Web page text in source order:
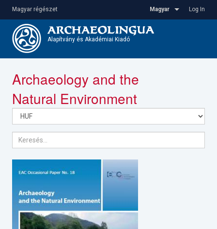
tartalomra
Magyar régészet Log In
Magyar
Alapítvány és Akadémiai Kiadó
Archaeology and the
Natural Environment